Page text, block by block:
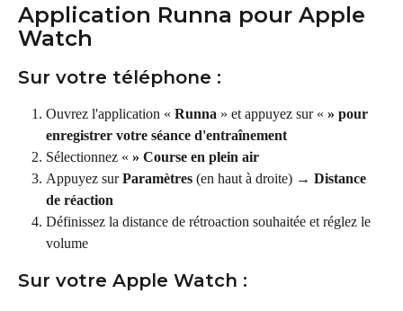
Application Runna pour Apple
Watch
Sur votre téléphone :
Ouvrez l'application « Runna » et appuyez sur « » pour
enregistrer votre séance d'entraînement
Sélectionnez « » Course en plein air
Appuyez sur Paramètres (en haut à droite) → Distance
de réaction
Définissez la distance de rétroaction souhaitée et réglez le
volume
Sur votre Apple Watch :